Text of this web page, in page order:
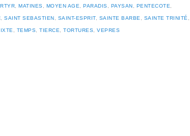
, MATINES, MOYEN AGE, PARADIS, PAYSAN, PENTECOTE,
, SAINT SEBASTIEN, SAINT-ESPRIT, SAINTE BARBE, SAINTE TRINITÉ,
, TEMPS, TIERCE, TORTURES, VEPRES